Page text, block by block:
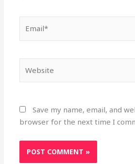
Save my name, email, and
browser for the next time I